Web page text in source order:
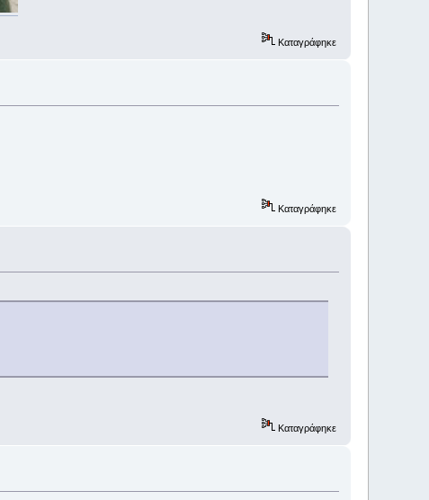
Καταγράφηκε
Καταγράφηκε
Καταγράφηκε